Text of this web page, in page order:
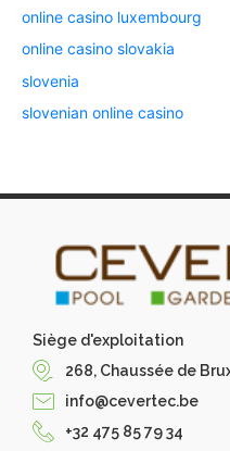
online casino luxembourg
online casino slovakia
slovenia
slovenian online casino
Siège d'exploitation
268, Chaussée de
info@cevertec.be
+32 475 85 79 34